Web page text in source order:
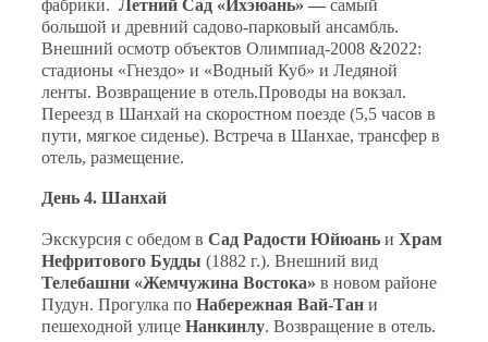
фабрики. Летний Сад «Ихэюань» — самый
большой и древний садово-парковый ансамбль.
Внешний осмотр объектов Олимпиад-2008 &2022:
стадионы «Гнездо» и «Водный Куб» и Ледяной
ленты. Возвращение в отель.Проводы на вокзал.
Переезд в Шанхай на скоростном поезде (5,5 часов в
пути, мягкое сиденье). Встреча в Шанхае, трансфер в
отель, размещение.
День 4. Шанхай
Экскурсия с обедом в Сад Радости Юйюань и Храм
Нефритового Будды (1882 г.). Внешний вид
Телебашни «Жемчужина Востока» в новом районе
Пудун. Прогулка по Набережная Вай-Тан и
пешеходной улице Нанкинлу. Возвращение в отель.